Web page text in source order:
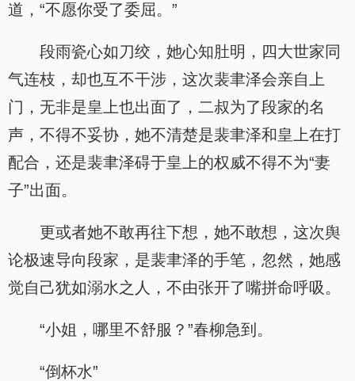
道，“不愿你受了委屈。”
段雨瓷心如刀绞，她心知肚明，四大世家同
气连枝，却也互不干涉，这次裴聿泽会亲自上
门，无非是皇上也出面了，二叔为了段家的名
声，不得不妥协，她不清楚是裴聿泽和皇上在打
配合，还是裴聿泽碍于皇上的权威不得不为“妻
子”出面。
更或者她不敢再往下想，她不敢想，这次舆
论极速导向段家，是裴聿泽的手笔，忽然，她感
觉自己犹如溺水之人，不由张开了嘴拼命呼吸。
“小姐，哪里不舒服？”春柳急到。
“倒杯水”